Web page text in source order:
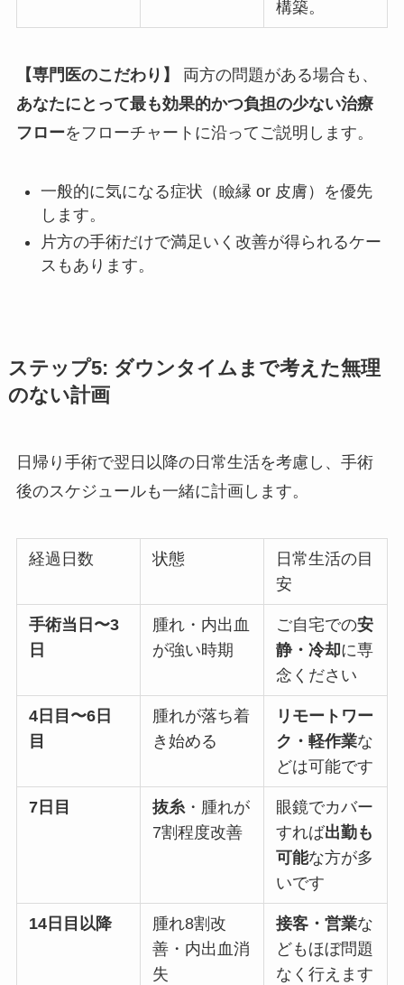
構築。
【専門医のこだわり】
両方の問題がある場合も、
あなたにとって最も効果的かつ負担の少ない治療
フローをフローチャートに沿ってご説明します。
一般的に気になる症状（瞼縁 or 皮膚）を優先
します。
片方の手術だけで満足いく改善が得られるケー
スもあります。
ステップ5: ダウンタイムまで考えた無理
のない計画
日帰り手術で翌日以降の日常生活を考慮し、手術
後のスケジュールも一緒に計画します。
経過日数 状態
日常生活の目
安
手術当日〜3
日
腫れ・内出血
が強い時期
ご自宅での安
静・冷却に専
念ください
4 日目〜6 日
目
腫れが落ち着
き始める
リモートワー
ク・軽作業な
どは可能です
7 日目 抜糸・腫れが
7割程度改善
眼鏡でカバー
すれば出勤も
可能な方が多
いです
14 日目以降
腫れ8割改
善・内出血消
失
接客・営業な
どもほぼ問題
なく行えます